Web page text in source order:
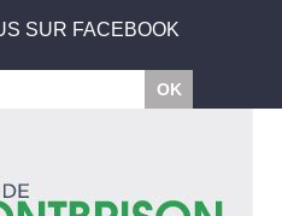
SUR FACEBOOK